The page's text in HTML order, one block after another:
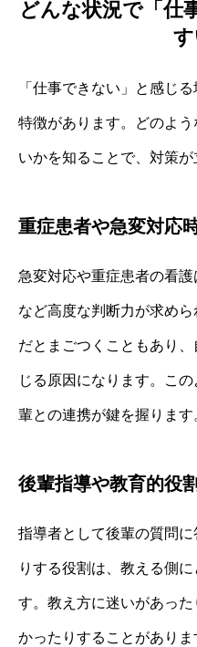
どんな状況で「仕
「仕事できない」と感じ
特徴があります。どのよ
いかを知ることで、対策が
重症患者や急変対応
急変対応や重症患者の看
など高度な判断力が求め
だとまごつくこともあり
じる原因になります。こ
輩との連携が鍵を握ります
後輩指導や教育的役割
指導者として後輩の質問
りする役割は、教える側
す。教え方に迷いがあっ
かったりすることがあり